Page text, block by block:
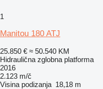
1
Manitou 180 ATJ
25.850 € ≈ 50.540 KM
Hidraulična zglobna platforma
2016
2.123 m/č
Visina podizanja 18,18 m